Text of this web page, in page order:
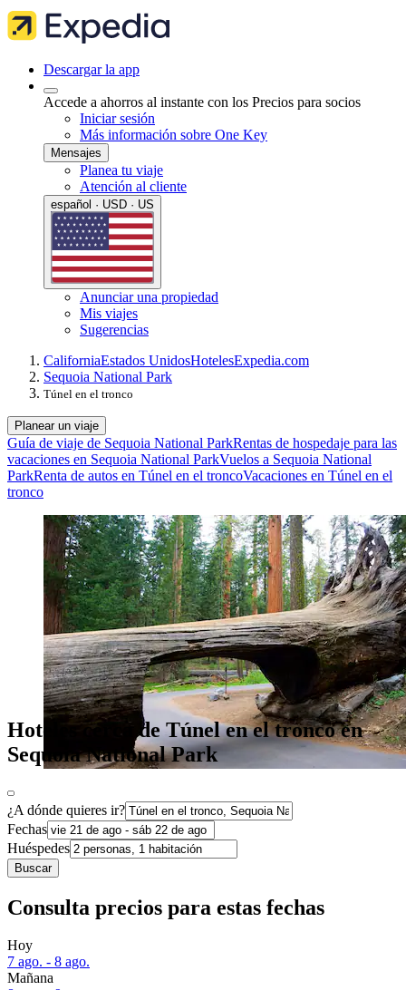
Descargar la app
Accede a ahorros al instante con los Precios para socios
Iniciar sesión
Más información sobre One Key
Mensajes
Planea tu viaje
Atención al cliente
español · USD · US
Anunciar una propiedad
Mis viajes
Sugerencias
CaliforniaEstados UnidosHotelesExpedia.com
Sequoia National Park
Túnel en el tronco
Planear un viaje
Guía de viaje de Sequoia National ParkRentas de hospedaje para las
vacaciones en Sequoia National ParkVuelos a Sequoia National
ParkRenta de autos en Túnel en el troncoVacaciones en Túnel en el
tronco
Hoteles cerca de Túnel en el tronco en
Sequoia National Park
¿A dónde quieres ir?
Fechas
Huéspedes
Buscar
Consulta precios para estas fechas
Hoy
7 ago. - 8 ago.
Mañana